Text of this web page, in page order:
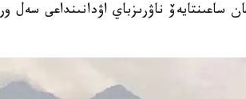
ساعىنتايەۆ ناۋرىزباي اۋدانىنداعى سەل